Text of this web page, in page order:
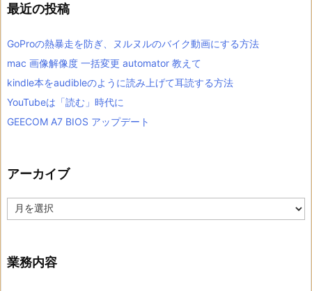
最近の投稿
GoProの熱暴走を防ぎ、ヌルヌルのバイク動画にする方法
mac 画像解像度 一括変更 automator 教えて
kindle本をaudibleのように読み上げて耳読する方法
YouTubeは「読む」時代に
GEECOM A7 BIOS アップデート
アーカイブ
ー
ブ
業務内容